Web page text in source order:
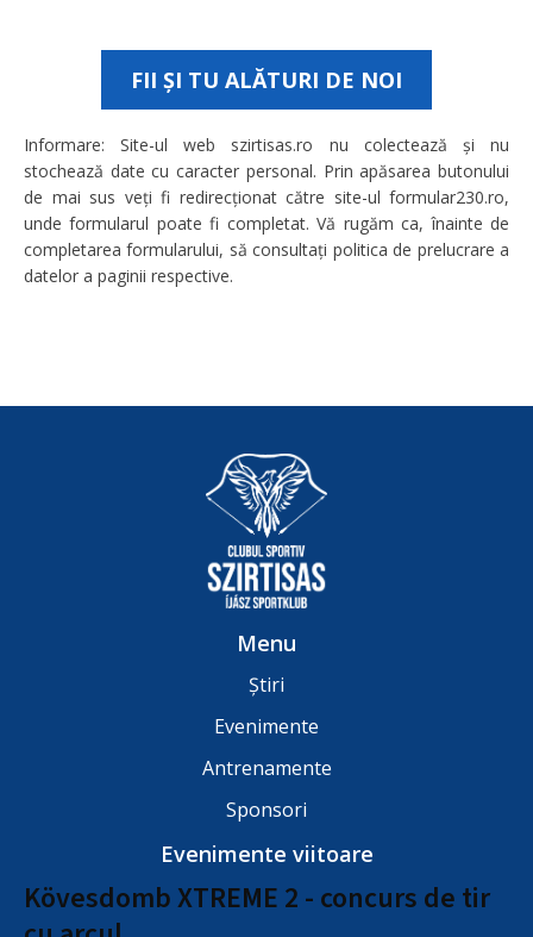
FII ȘI TU ALĂTURI DE NOI
Informare: Site-ul web szirtisas.ro nu colectează și nu
stochează date cu caracter personal. Prin apăsarea butonului
de mai sus veți fi redirecționat către site-ul formular230.ro,
unde formularul poate fi completat. Vă rugăm ca, înainte de
completarea formularului, să consultați politica de prelucrare a
datelor a paginii respective.
Menu
Știri
Evenimente
Antrenamente
Sponsori
Evenimente viitoare
Kövesdomb XTREME 2 - concurs de tir